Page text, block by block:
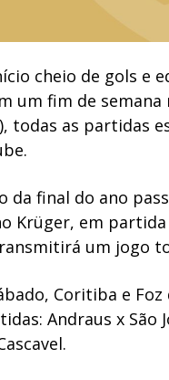
cheio de gols e
um fim de
todas as partidas
da final do ano
Krüger, em
um jogo
Coritiba e
Andraus x São